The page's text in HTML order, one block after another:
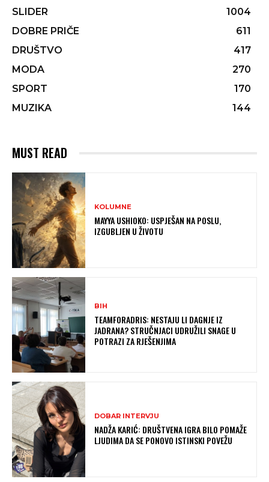
SLIDER
1004
DOBRE PRIČE
611
DRUŠTVO
417
MODA
270
SPORT
170
MUZIKA
144
MUST READ
KOLUMNE
MAYYA USHIOKO: USPJEŠAN NA POSLU,
IZGUBLJEN U ŽIVOTU
BIH
TEAMFORADRIS: NESTAJU LI DAGNJE IZ
JADRANA? STRUČNJACI UDRUŽILI SNAGE U
POTRAZI ZA RJEŠENJIMA
DOBAR INTERVJU
NADŽA KARIĆ: DRUŠTVENA IGRA BILO POMAŽE
LJUDIMA DA SE PONOVO ISTINSKI POVEŽU